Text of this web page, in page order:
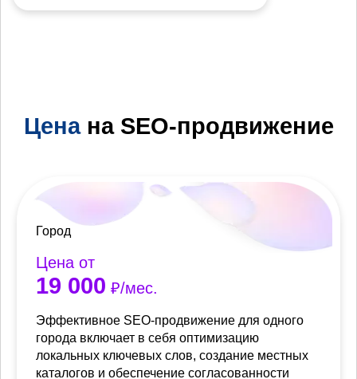
Ценана SEO-продвижение
Город
Цена от
19 000 ₽/мес.
Эффективное SEO-продвижение для одного
города включает в себя оптимизацию
локальных ключевых слов, создание местных
каталогов и обеспечение согласованности